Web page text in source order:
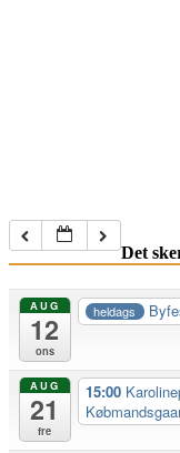
Det
AUG
12
ons
heldags
AUG
21
fre
15:00